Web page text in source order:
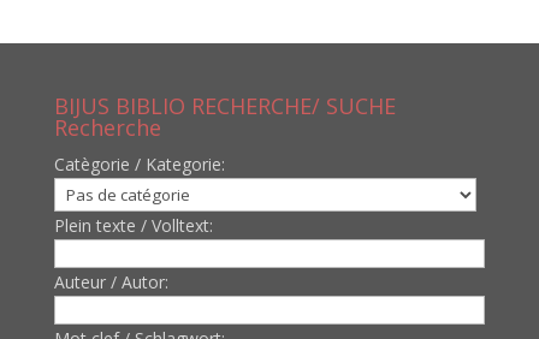
BIJUS BIBLIO RECHERCHE/ SUCHE
Recherche
Catègorie / Kategorie:
Plein texte / Volltext:
Auteur / Autor: